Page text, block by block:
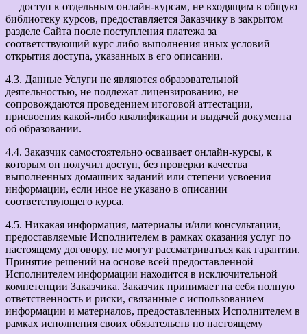
— доступ к отдельным онлайн-курсам, не входящим в общую
библиотеку курсов, предоставляется Заказчику в закрытом
разделе Сайта после поступления платежа за
соответствующий курс либо выполнения иных условий
открытия доступа, указанных в его описании.
4.3. Данные Услуги не являются образовательной
деятельностью, не подлежат лицензированию, не
сопровождаются проведением итоговой аттестации,
присвоения какой-либо квалификации и выдачей документа
об образовании.
4.4. Заказчик самостоятельно осваивает онлайн-курсы, к
которым он получил доступ, без проверки качества
выполненных домашних заданий или степени усвоения
информации, если иное не указано в описании
соответствующего курса.
4.5. Никакая информация, материалы и/или консультации,
предоставляемые Исполнителем в рамках оказания услуг по
настоящему договору, не могут рассматриваться как гарантии.
Принятие решений на основе всей предоставленной
Исполнителем информации находится в исключительной
компетенции Заказчика. Заказчик принимает на себя полную
ответственность и риски, связанные с использованием
информации и материалов, предоставленных Исполнителем в
рамках исполнения своих обязательств по настоящему